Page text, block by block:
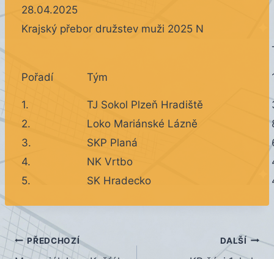
28.04.2025
Krajský přebor družstev muži 2025 N
Pořadí Tým
1. TJ Sokol Plzeň Hradiště
2.
Loko Mariánské Lázně
3.
SKP Planá
4.
NK Vrtbo
5.
SK Hradecko
Navigace
PŘEDCHOZÍ DALŠÍ